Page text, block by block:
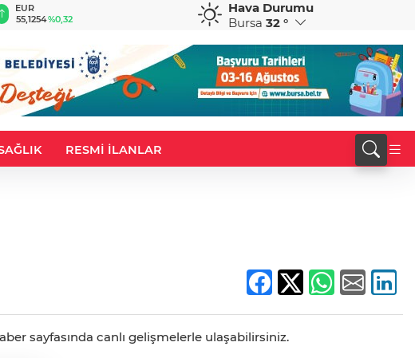
EUR
55,1254%0,32 %0,38
CHF
59,0083
Hava Durumu
Bursa 32 °
RESMİ İLANLAR
sayfasında canlı gelişmelerle ulaşabilirsiniz.